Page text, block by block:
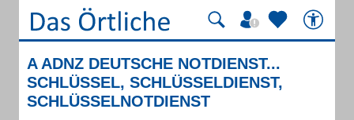
A ADNZ DEUTSCHE NOTDIENST...
SCHLÜSSEL, SCHLÜSSELDIENST,
SCHLÜSSELNOTDIENST